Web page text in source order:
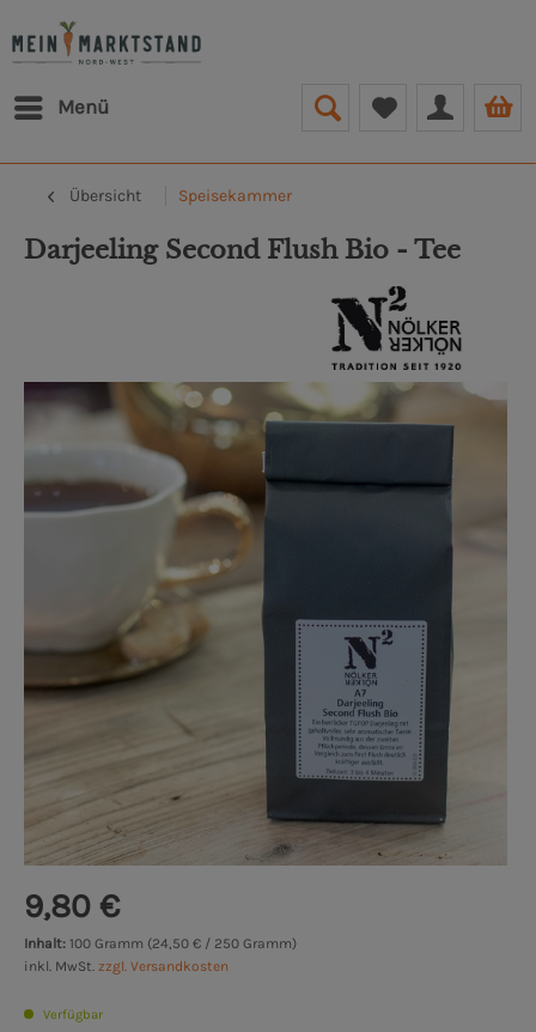
Menü
Übersicht Speisekammer
Darjeeling Second Flush Bio - Tee
9,80 €
Inhalt: 100 Gramm (24,50 € / 250 Gramm)
inkl. MwSt. zzgl. Versandkosten
Verfügbar